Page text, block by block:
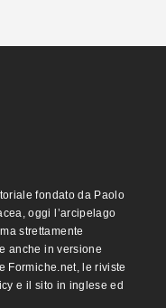
fondato da Paolo
oggi l’arcipelago
strettamente
anche in versione
Formiche.net, le riviste
e il sito in inglese ed